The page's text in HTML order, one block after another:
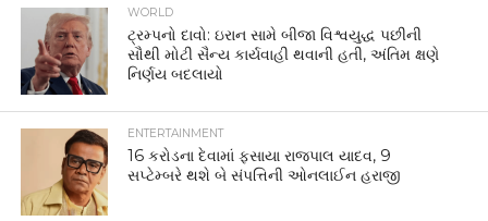
WORLD
ટ્રમ્પનો દાવો: ઇરાન સામે બીજા વિશ્વયુદ્ધ પછીની
સૌથી મોટી સૈન્ય કાર્યવાહી થવાની હતી, અંતિમ ક્ષણે
નિર્ણય બદલાયો
ENTERTAINMENT
16 કરોડના દેવામાં ફસાયા રાજપાલ યાદવ, 9
સપ્ટેમ્બરે થશે બે સંપત્તિની ઓનલાઈન હરાજી